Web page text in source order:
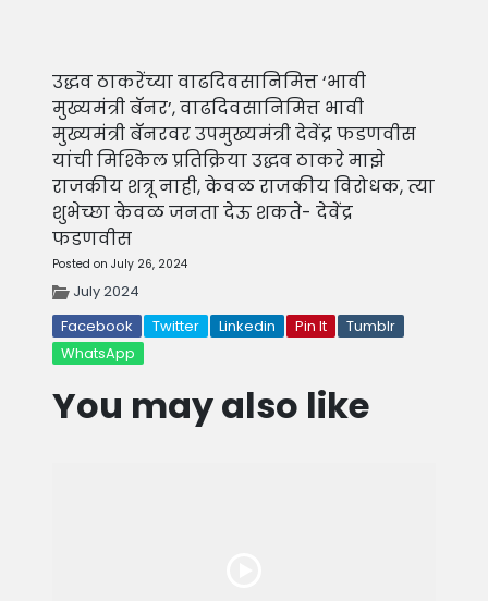
उद्धव ठाकरेंच्या वाढदिवसानिमित्त ‘भावी
मुख्यमंत्री बॅनर’, वाढदिवसानिमित्त भावी
मुख्यमंत्री बॅनरवर उपमुख्यमंत्री देवेंद्र फडणवीस
यांची मिश्किल प्रतिक्रिया उद्धव ठाकरे माझे
राजकीय शत्रू नाही, केवळ राजकीय विरोधक, त्या
शुभेच्छा केवळ जनता देऊ शकते- देवेंद्र
फडणवीस
Posted on July 26, 2024
July 2024
Facebook
Twitter Linkedin Pin It
Tumblr
WhatsApp
You may also like